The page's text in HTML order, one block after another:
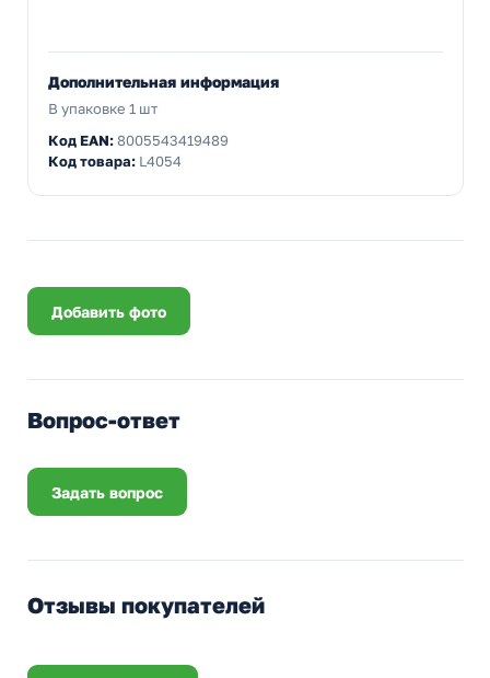
Дополнительная информация
В упаковке 1 шт
Код EAN:8005543419489
Код товара: L4054
Добавить фото
Вопрос-ответ
Задать вопрос
Отзывы покупателей